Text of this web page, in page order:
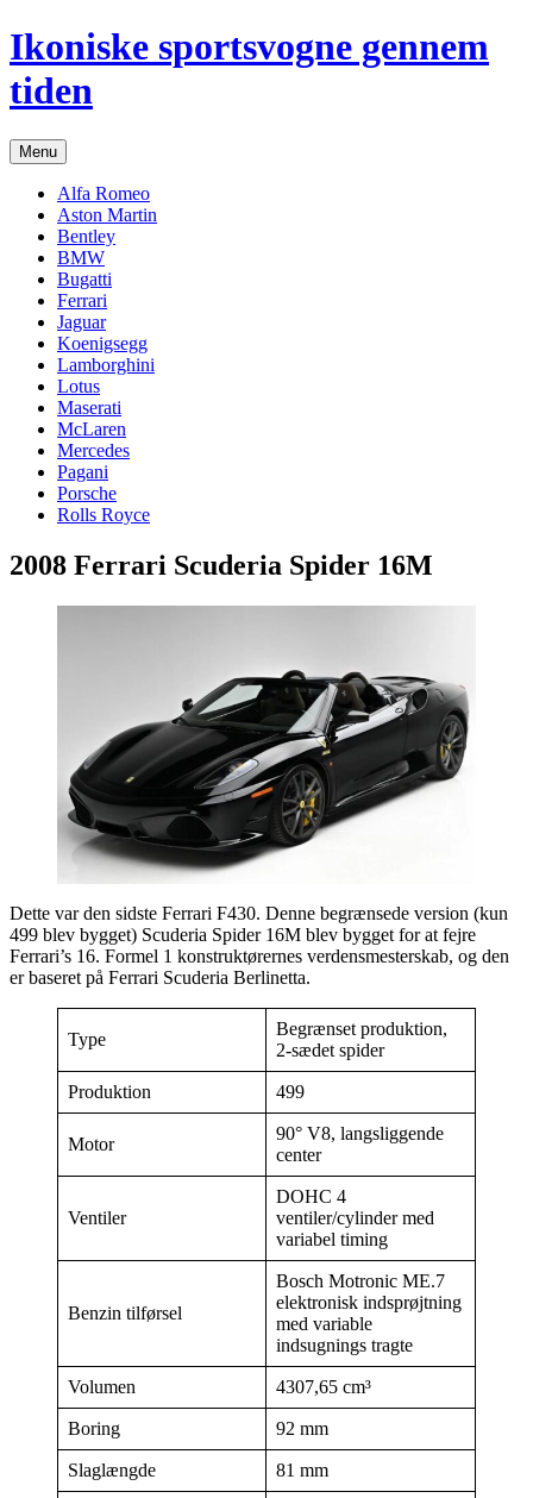
Hop
til
indhold
Ikoniske sportsvogne gennem
tiden
Menu
Alfa Romeo
Aston Martin
Bentley
BMW
Bugatti
Ferrari
Jaguar
Koenigsegg
Lamborghini
Lotus
Maserati
McLaren
Mercedes
Pagani
Porsche
Rolls Royce
2008 Ferrari Scuderia Spider 16M
Dette var den sidste Ferrari F430. Denne begrænsede version (kun
499 blev bygget) Scuderia Spider 16M blev bygget for at fejre
Ferrari’s 16. Formel 1 konstruktørernes verdensmesterskab, og den
er baseret på Ferrari Scuderia Berlinetta.
Type
Begrænset produktion,
2-sædet spider
Produktion 499
Motor
90° V8, langsliggende
center
Ventiler
DOHC 4
ventiler/cylinder med
variabel timing
Benzin tilførsel
Bosch Motronic ME.7
elektronisk indsprøjtning
med variable
indsugnings tragte
Volumen 4307,65 cm³
Boring 92 mm
Slaglængde 81 mm